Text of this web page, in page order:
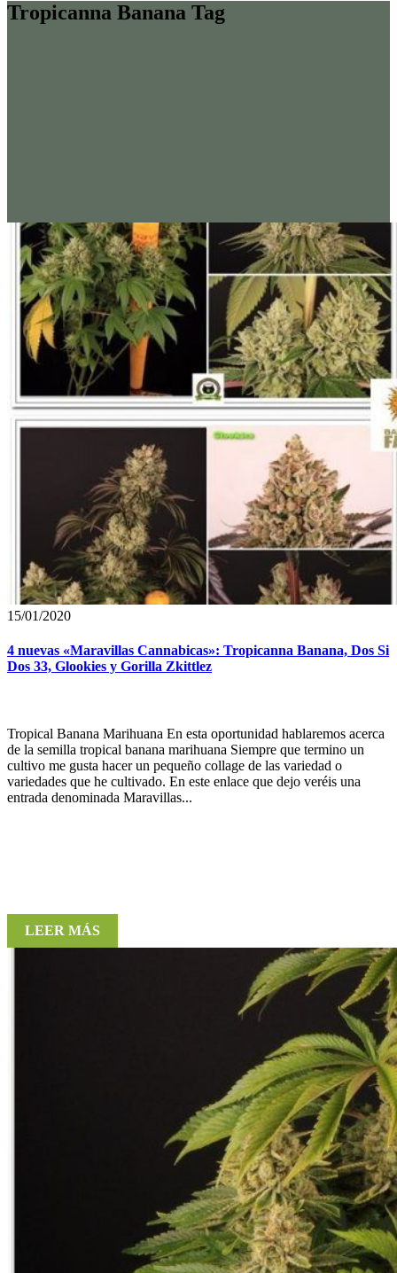
Tropicanna Banana Tag
15/01/2020
4 nuevas «Maravillas Cannabicas»: Tropicanna Banana, Dos Si
Dos 33, Glookies y Gorilla Zkittlez
Tropical Banana Marihuana En esta oportunidad hablaremos acerca
de la semilla tropical banana marihuana Siempre que termino un
cultivo me gusta hacer un pequeño collage de las variedad o
variedades que he cultivado. En este enlace que dejo veréis una
entrada denominada Maravillas...
LEER MÁS